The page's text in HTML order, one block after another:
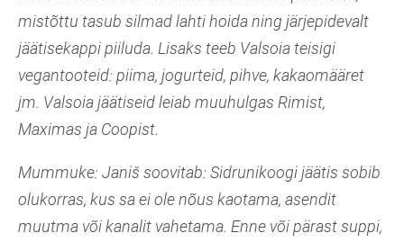
mistõttu tasub silmad lahti hoida ning järjepidevalt
jäätisekappi piiluda. Lisaks teeb Valsoia teisigi
vegantooteid: piima, jogurteid, pihve, kakaomääret
jm. Valsoia jäätiseid leiab muuhulgas Rimist,
Maximas ja Coopist.
Mummuke: Janiš soovitab: Sidrunikoogi jäätis sobib
olukorras, kus sa ei ole nõus kaotama, asendit
muutma või kanalit vahetama. Enne või pärast suppi,